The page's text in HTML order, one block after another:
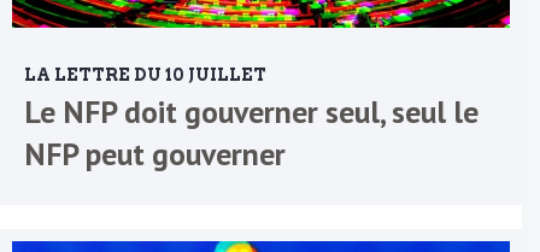
LA LETTRE DU 10 JUILLET
Le NFP doit gouverner seul, seul le
NFP peut gouverner